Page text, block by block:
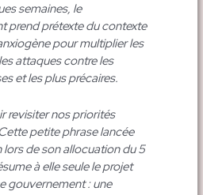
semaines, le
prend prétexte du contexte
pour multiplier les
attaques contre les
et les plus précaires.
revisiter nos priorités
petite phrase lancée
lors de son allocuation du 5
à elle seule le projet
gouvernement : une